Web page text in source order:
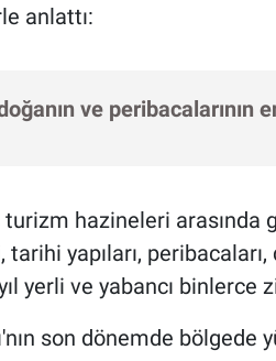
anlattı:
ve peribacalarının
turizm hazineleri arasında
yapıları,
yerli ve yabancı binlerce
son dönemde bölgede